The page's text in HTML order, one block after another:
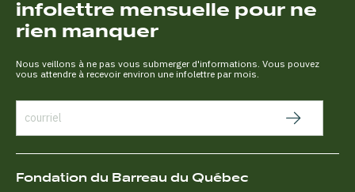
infolettre mensuelle pour ne
rien manquer
Nous veillons à ne pas vous submerger d'informations. Vous pouvez
vous attendre à recevoir environ une infolettre par mois.
Fondation du Barreau du Québec